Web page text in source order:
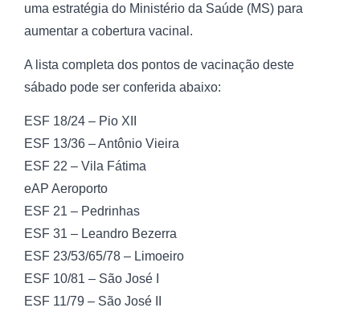
uma estratégia do Ministério da Saúde (MS) para
aumentar a cobertura vacinal.
A lista completa dos pontos de vacinação deste
sábado pode ser conferida abaixo:
ESF 18/24 – Pio XII
ESF 13/36 – Antônio Vieira
ESF 22 – Vila Fátima
eAP Aeroporto
ESF 21 – Pedrinhas
ESF 31 – Leandro Bezerra
ESF 23/53/65/78 – Limoeiro
ESF 10/81 – São José I
ESF 11/79 – São José II